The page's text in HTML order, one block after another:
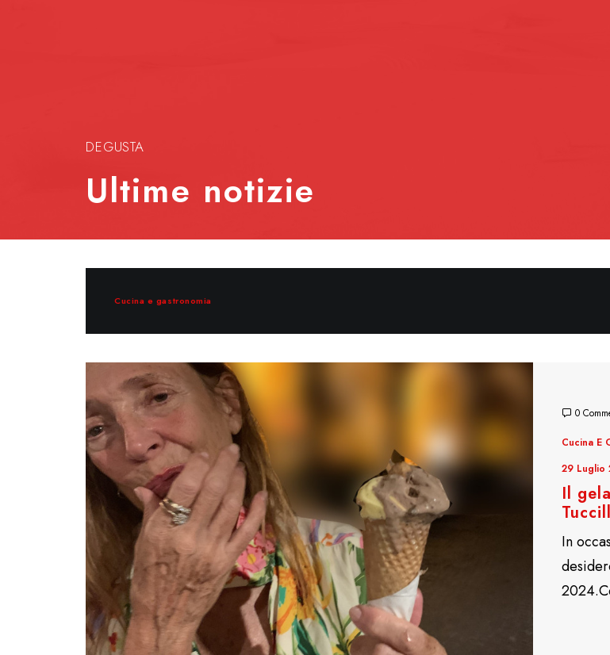
DEGUSTA
Ultime notizie
Cucina e gastronomia
0
Cucina E
29 Luglio
Il
In